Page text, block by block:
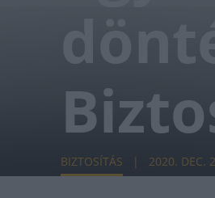
BIZTOSÍTÁS 2020. DEC.